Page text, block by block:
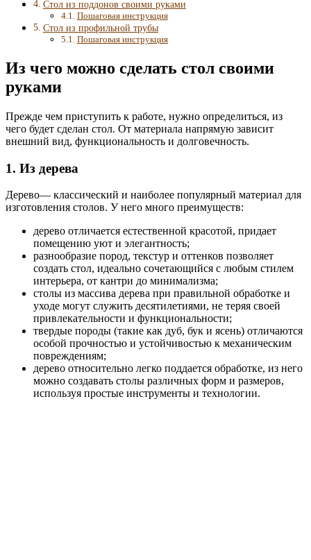
Стол из поддонов своими руками
Пошаговая инструкция
Стол из профильной трубы
Пошаговая инструкция
Из чего можно сделать стол своими
руками
Прежде чем приступить к работе, нужно определиться, из
чего будет сделан стол. От материала напрямую зависит
внешний вид, функциональность и долговечность.
1. Из дерева
Дерево— классический и наиболее популярный материал для
изготовления столов. У него много преимуществ:
дерево отличается естественной красотой, придает
помещению уют и элегантность;
разнообразие пород, текстур и оттенков позволяет
создать стол, идеально сочетающийся с любым стилем
интерьера, от кантри до минимализма;
столы из массива дерева при правильной обработке и
уходе могут служить десятилетиями, не теряя своей
привлекательности и функциональности;
твердые породы (такие как дуб, бук и ясень) отличаются
особой прочностью и устойчивостью к механическим
повреждениям;
дерево относительно легко поддается обработке, из него
можно создавать столы различных форм и размеров,
используя простые инструменты и технологии.